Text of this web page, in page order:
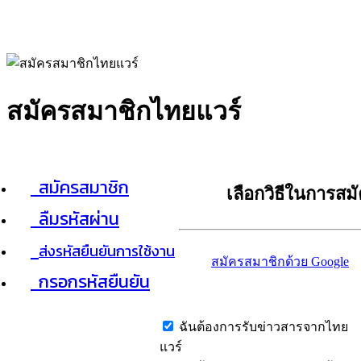
สมัครสมาชิกไทยแวร์
สมัครสมาชิก
ลืมรหัสผ่าน
ส่งรหัสยืนยันการใช้งาน
กรอกรหัสยืนยัน
เลือกวิธีในการส
สมัครสมาชิกด้วย Google
ฉันต้องการรับข่าวสารจากไทย
แวร์